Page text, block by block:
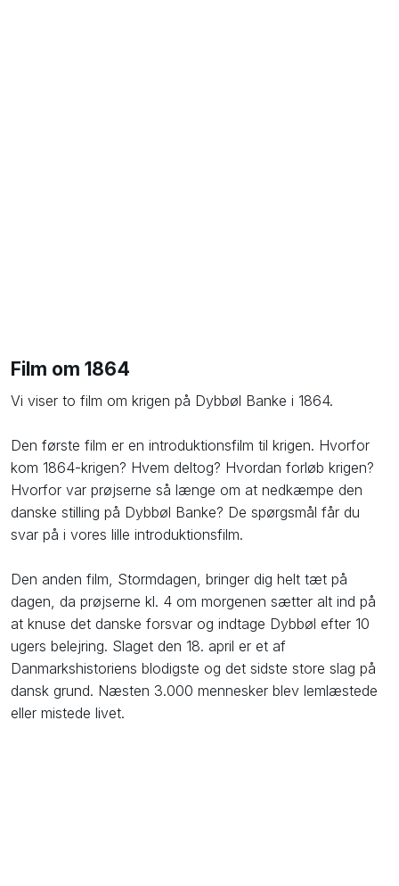
Film om 1864
​Vi viser to film om krigen på Dybbøl Banke i 1864.
Den første film er en introduktionsfilm til krigen. Hvorfor
kom 1864-krigen? Hvem deltog? Hvordan forløb krigen?
Hvorfor var prøjserne så længe om at nedkæmpe den
danske stilling på Dybbøl Banke? De spørgsmål får du
svar på i vores lille introduktionsfilm.
Den anden film, Stormdagen, bringer dig helt tæt på
dagen, da prøjserne kl. 4 om morgenen sætter alt ind på
at knuse det danske forsvar og indtage Dybbøl efter 10
ugers belejring. Slaget den 18. april er et af
Danmarkshistoriens blodigste og det sidste store slag på
dansk grund. Næsten 3.000 mennesker blev lemlæstede
eller mistede livet.